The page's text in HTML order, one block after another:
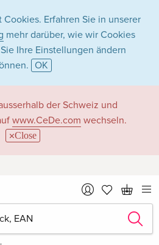
Erfahren Sie in unserer
mehr darüber, wie wir Cookies
Ihre Einstellungen ändern
OK
der Schweiz und
www.CeDe.com wechseln.
Close